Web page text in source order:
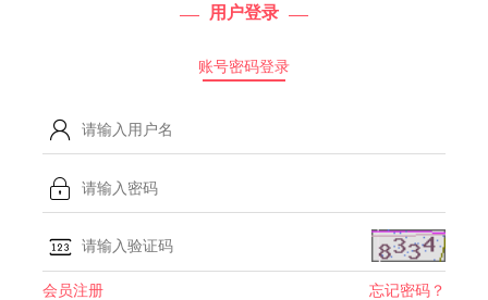
用户登录
账号密码登录
会员注册 忘记密码？